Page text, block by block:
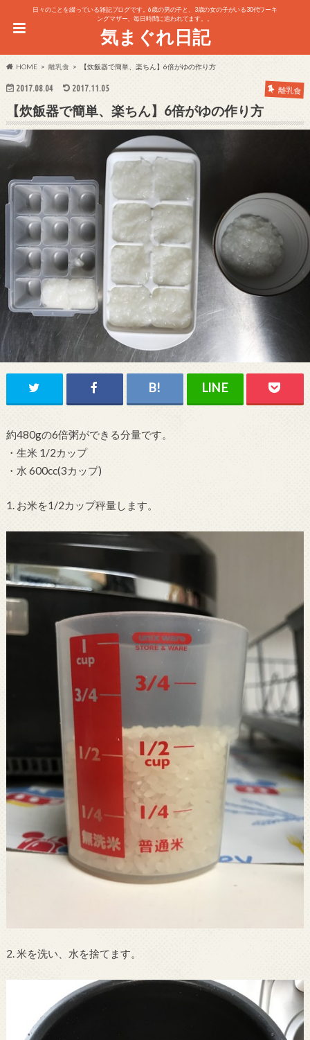
日々のことを綴っている雑記ブログです。6歳の男の子と、3歳の女の子がいる30代ワーキ
ングマザー、毎日時間に追われてます。。
気まぐれ日記
HOME 離乳食 【炊飯器で簡単、楽ちん】6倍がゆの作り方
2017.08.04 2017.11.05 離乳食
【炊飯器で簡単、楽ちん】6倍がゆの作り方
約480gの6倍粥ができる分量です。
・生米 1/2カップ
・水 600cc(3カップ)
1. お米を1/2カップ秤量します。
2. 米を洗い、水を捨てます。